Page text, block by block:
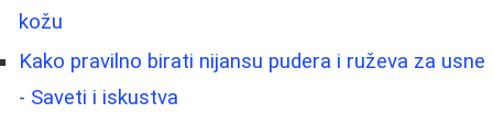
kožu
Kako pravilno birati nijansu pudera i ruževa za usne
- Saveti i iskustva